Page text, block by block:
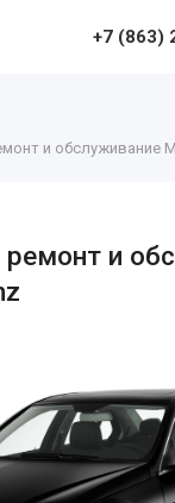
+7 (863)
и обслуживание
ремонт и